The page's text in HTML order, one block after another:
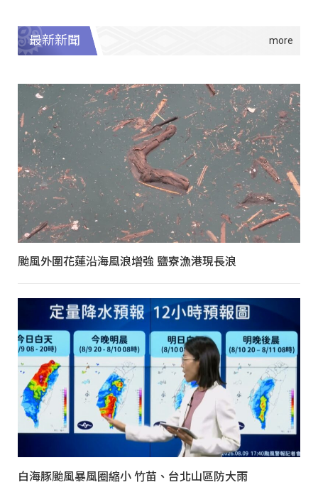
最新新聞
颱風外圍花蓮沿海風浪增強 鹽寮漁港現長浪
白海豚颱風暴風圈縮小 竹苗、台北山區防大雨